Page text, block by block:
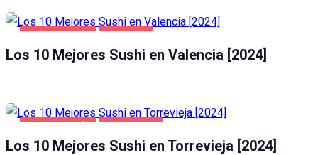
GASTRONOMÍA VALENCIA
Los 10 Mejores Sushi en Valencia [2024]
GASTRONOMÍA TORREVIEJA
Los 10 Mejores Sushi en Torrevieja [2024]